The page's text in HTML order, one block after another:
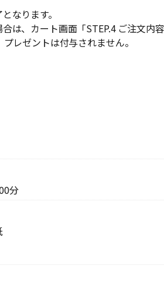
なります。
は、カート画面「STEP.4 ご注文内
レゼントは付与されません。
分